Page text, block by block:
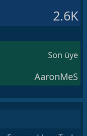
2.6K
Son üye
AaronMeS